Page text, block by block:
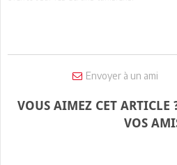
Envoyer à un ami
VOUS AIMEZ CET ARTICLE
VOS